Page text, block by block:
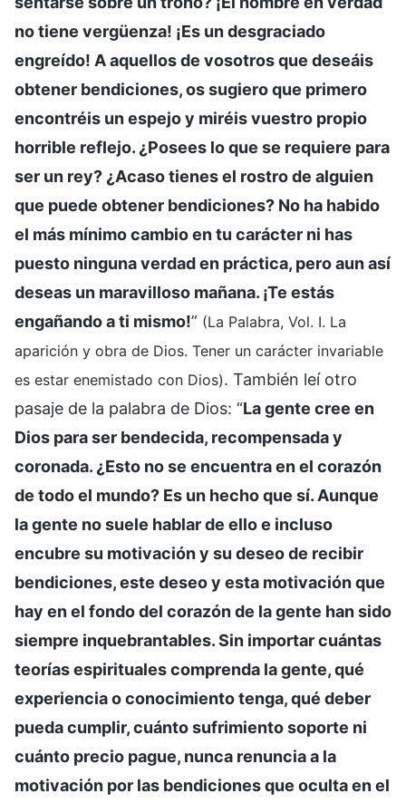
no tiene vergüenza! ¡Es un desgraciado
engreído! A aquellos de vosotros que deseáis
obtener bendiciones, os sugiero que primero
encontréis un espejo y miréis vuestro propio
horrible reflejo. ¿Posees lo que se requiere para
ser un rey? ¿Acaso tienes el rostro de alguien
que puede obtener bendiciones? No ha habido
el más mínimo cambio en tu carácter ni has
puesto ninguna verdad en práctica, pero aun así
deseas un maravilloso mañana. ¡Te estás
engañando a ti mismo!” (La Palabra, Vol. I. La
aparición y obra de Dios. Tener un carácter invariable
es estar enemistado con Dios). También leí otro
pasaje de la palabra de Dios: “La gente cree en
Dios para ser bendecida, recompensada y
coronada. ¿Esto no se encuentra en el corazón
de todo el mundo? Es un hecho que sí. Aunque
la gente no suele hablar de ello e incluso
encubre su motivación y su deseo de recibir
bendiciones, este deseo y esta motivación que
hay en el fondo del corazón de la gente han sido
siempre inquebrantables. Sin importar cuántas
teorías espirituales comprenda la gente, qué
experiencia o conocimiento tenga, qué deber
pueda cumplir, cuánto sufrimiento soporte ni
cuánto precio pague, nunca renuncia a la
motivación por las bendiciones que oculta en el